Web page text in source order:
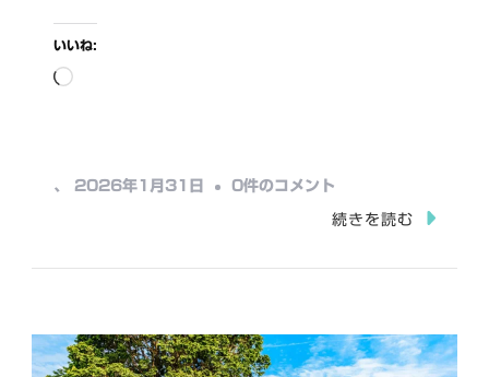
いいね:
読
中…
、 2026年1月31日 小
0件のコメント
続きを読む